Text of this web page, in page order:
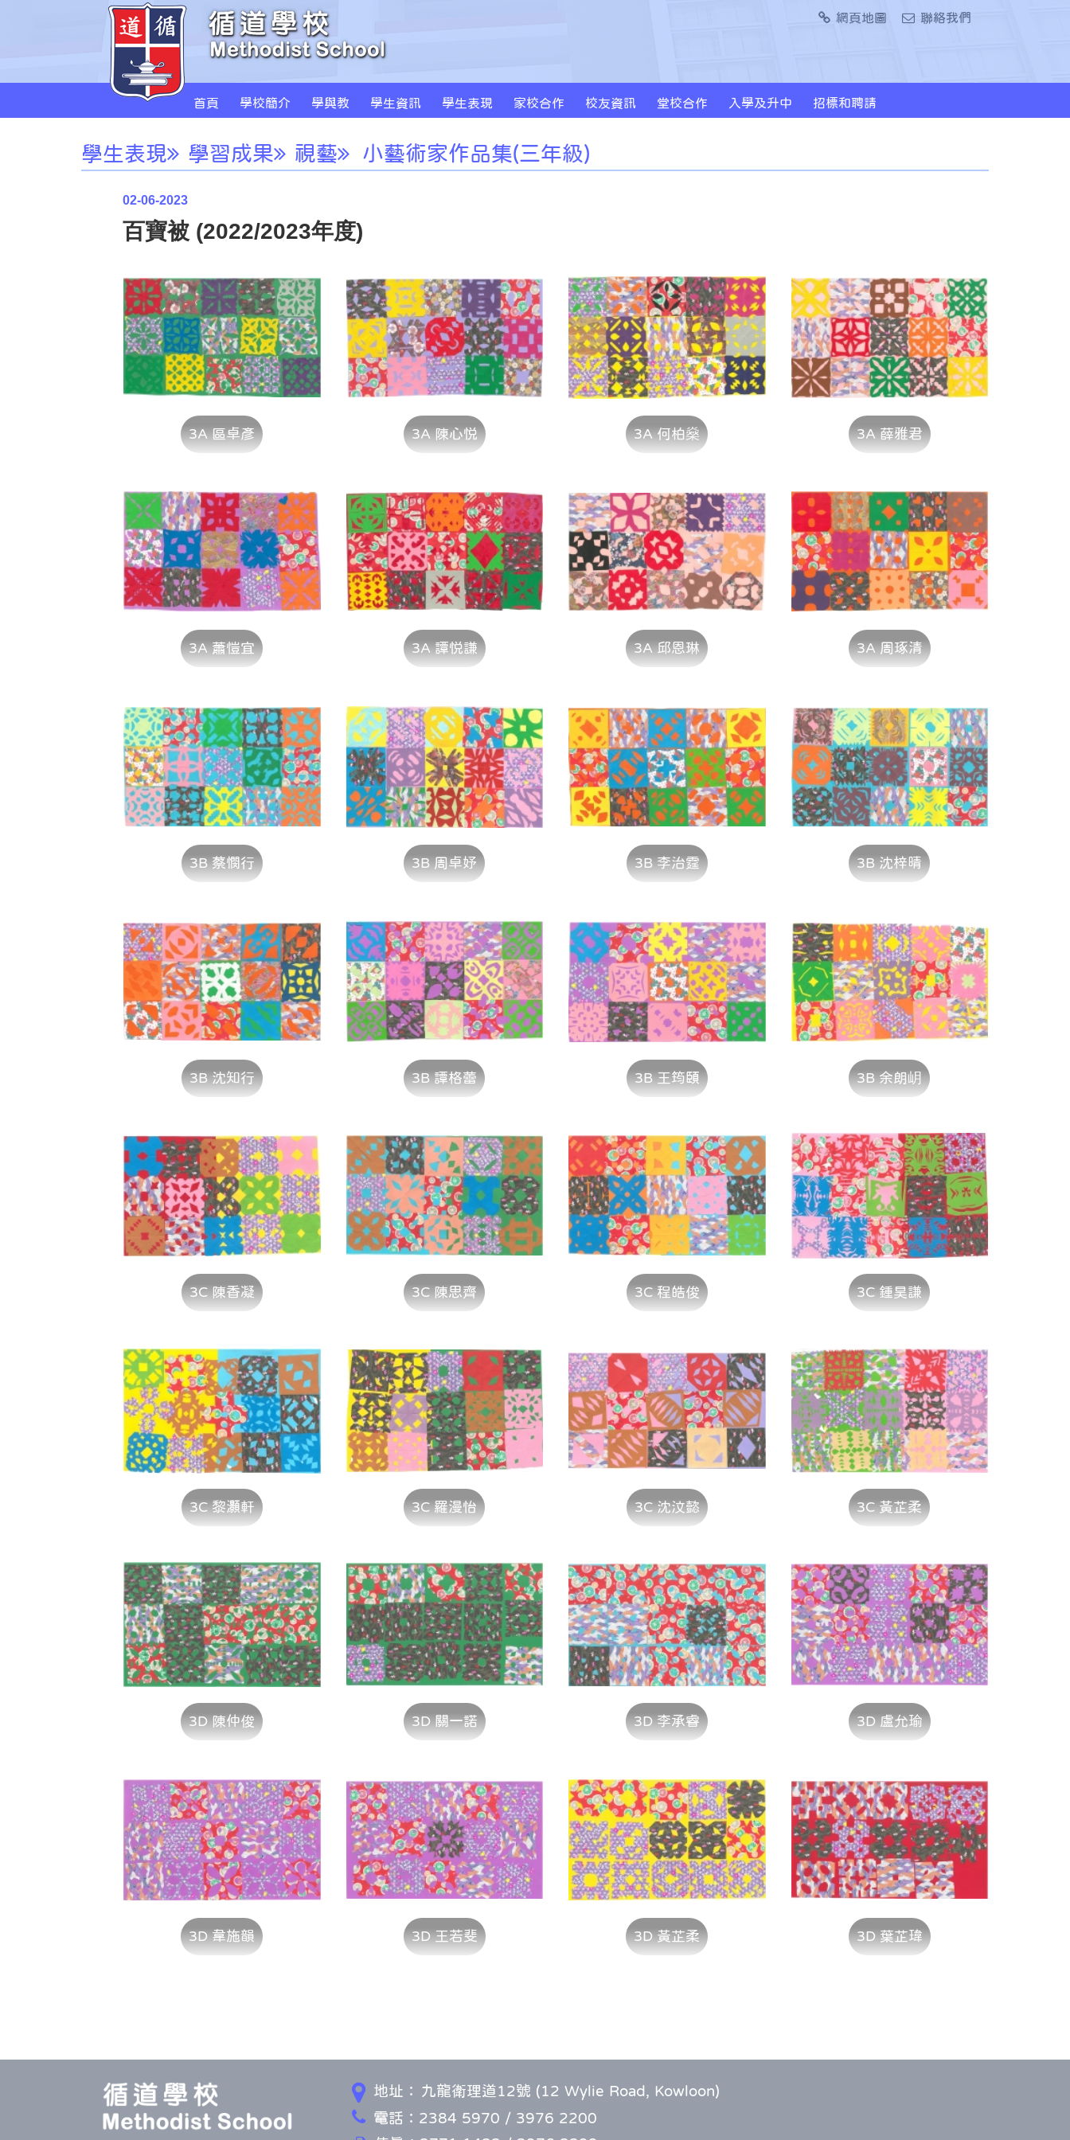
網頁地圖 聯絡我們
首頁 學校簡介 學與教 學生資訊 學生表現 家校合作 校友資訊 堂校合作 入學及升中 招標和聘請
學生表現 學習成果 視藝 小藝術家作品集(三年級)
02-06-2023
百寶被 (2022/2023年度)
3A 區卓彥 3A 陳心悦 3A 何柏燊 3A 薛雅君
3A 蕭愷宜 3A 譚悦謙 3A 邱恩琳 3A 周琢清
3B 蔡憫行 3B 周卓妤 3B 李治霆 3B 沈梓晴
3B 沈知行 3B 譚格蕾 3B 王筠頤 3B 余朗岄
3C 陳香凝 3C 陳思齊 3C 程皓俊 3C 鍾昊謙
3C 黎灝軒 3C 羅漫怡 3C 沈汶懿 3C 黃芷柔
3D 陳仲俊 3D 關一諾 3D 李承睿 3D 盧允瑜
3D 韋施韻 3D 王若斐 3D 黃芷柔 3D 葉芷瑋
地址：
九龍衛理道12號 (12 Wylie Road, Kowloon)
電話：2384 5970 / 3976 2200